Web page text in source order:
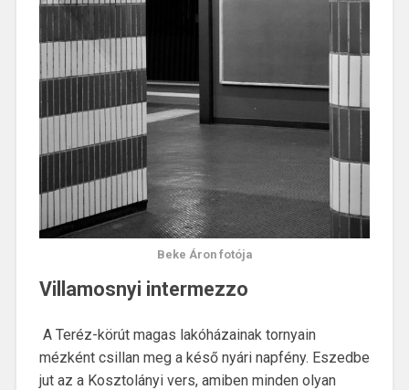
Beke Áron fotója
Villamosnyi intermezzo
A Teréz-körút magas lakóházainak tornyain
mézként csillan meg a késő nyári napfény. Eszedbe
jut az a Kosztolányi vers, amiben minden olyan